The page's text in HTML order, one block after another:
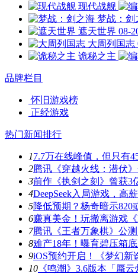
现代战舰
梦战：剑
遮天世界 08-
大周列国志
诡秘之主
品牌栏目
怀旧游戏榜
正经游戏
热门新闻排行
17.7万在线峰值，但只有
2腾讯《穿越火线：潜伏
3前作《执剑之刻》曾获3
4DeepSeek入局游戏，高
5降低预期？杨奇暗示
6赚真美金！玩撤离游戏
7腾讯《王者万象棋》公
8难产18年！曝育碧压箱
9iOS预约开启！《梦幻新
10 《鸣潮》3.6版本「蜃